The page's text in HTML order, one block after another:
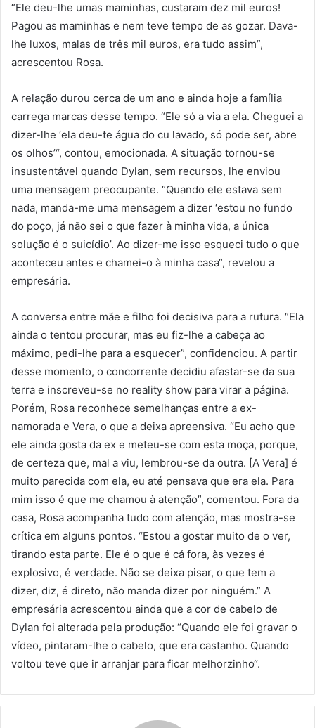
“Ele deu-lhe umas maminhas, custaram dez mil euros!
Pagou as maminhas e nem teve tempo de as gozar. Dava-
lhe luxos, malas de três mil euros, era tudo assim”,
acrescentou Rosa.
A relação durou cerca de um ano e ainda hoje a família
carrega marcas desse tempo. “Ele só a via a ela. Cheguei a
dizer-lhe ‘ela deu-te água do cu lavado, só pode ser, abre
os olhos’“, contou, emocionada. A situação tornou-se
insustentável quando Dylan, sem recursos, lhe enviou
uma mensagem preocupante. “Quando ele estava sem
nada, manda-me uma mensagem a dizer ‘estou no fundo
do poço, já não sei o que fazer à minha vida, a única
solução é o suicídio’. Ao dizer-me isso esqueci tudo o que
aconteceu antes e chamei-o à minha casa“, revelou a
empresária.
A conversa entre mãe e filho foi decisiva para a rutura. “Ela
ainda o tentou procurar, mas eu fiz-lhe a cabeça ao
máximo, pedi-lhe para a esquecer”, confidenciou. A partir
desse momento, o concorrente decidiu afastar-se da sua
terra e inscreveu-se no reality show para virar a página.
Porém, Rosa reconhece semelhanças entre a ex-
namorada e Vera, o que a deixa apreensiva. “Eu acho que
ele ainda gosta da ex e meteu-se com esta moça, porque,
de certeza que, mal a viu, lembrou-se da outra. [A Vera] é
muito parecida com ela, eu até pensava que era ela. Para
mim isso é que me chamou à atenção”, comentou. Fora da
casa, Rosa acompanha tudo com atenção, mas mostra-se
crítica em alguns pontos. “Estou a gostar muito de o ver,
tirando esta parte. Ele é o que é cá fora, às vezes é
explosivo, é verdade. Não se deixa pisar, o que tem a
dizer, diz, é direto, não manda dizer por ninguém.” A
empresária acrescentou ainda que a cor de cabelo de
Dylan foi alterada pela produção: “Quando ele foi gravar o
vídeo, pintaram-lhe o cabelo, que era castanho. Quando
voltou teve que ir arranjar para ficar melhorzinho“.